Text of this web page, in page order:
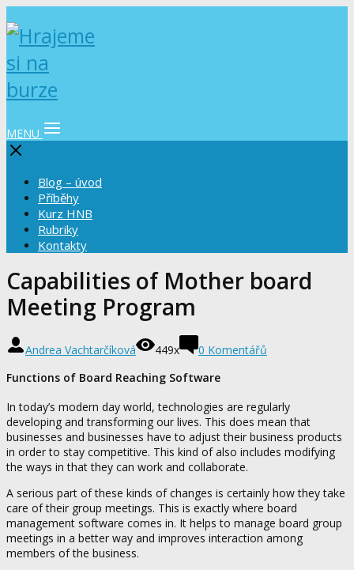
MENU
Blog – úvod
Příběhy
Kurz HNB
Rubriky
Kontakty
Capabilities of Mother board
Meeting Program
Andrea Vachtarčíková 449x
0 Komentářů
Functions of Board Reaching Software
In today’s modern day world, technologies are regularly
developing and transforming our lives. This does mean that
businesses and businesses have to adjust their business products
in order to stay competitive. This kind of also includes modifying
the ways in that they can work and collaborate.
A serious part of these kinds of changes is certainly how they take
care of their group meetings. This is exactly where board
management software comes in. It helps to manage board group
meetings in a better way and improves interaction among
members of the business.